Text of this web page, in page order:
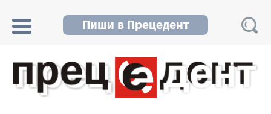
Пиши в Прецедент